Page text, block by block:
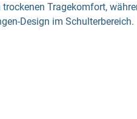
Tragekomfort,
Design im Schulterbereich.